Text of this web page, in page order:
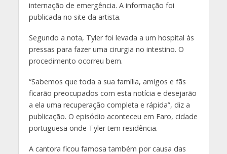
internação de emergência. A informação foi
publicada no site da artista.
Segundo a nota, Tyler foi levada a um hospital às
pressas para fazer uma cirurgia no intestino. O
procedimento ocorreu bem.
“Sabemos que toda a sua família, amigos e fãs
ficarão preocupados com esta notícia e desejarão
a ela uma recuperação completa e rápida”, diz a
publicação. O episódio aconteceu em Faro, cidade
portuguesa onde Tyler tem residência.
A cantora ficou famosa também por causa das